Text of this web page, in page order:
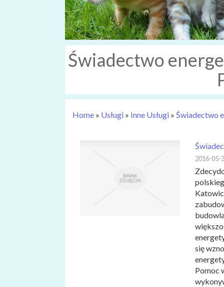
Świadectwo
Home » Usługi » Inne Usługi » Świadectwo
2016-05-
się
Pomoc